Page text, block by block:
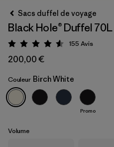
Birch White
Sacs duffel de voyage
Black Hole® Duffel 70L
Évaluation: 4.6 / 5
155 Avis
200,00 €
Couleur Birch White
Promo
Volume